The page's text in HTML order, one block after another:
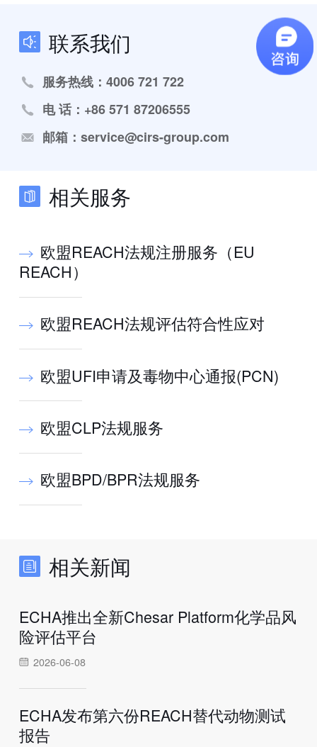
联系我们
服务热线：4006 721 722
电 话：+86 571 87206555
邮箱：service@cirs-group.com
相关服务
欧盟REACH法规注册服务（EU
REACH）
欧盟REACH法规评估符合性应对
欧盟UFI申请及毒物中心通报(PCN)
欧盟CLP法规服务
欧盟BPD/BPR法规服务
相关新闻
ECHA推出全新Chesar Platform化学品风
险评估平台
2026-06-08
ECHA发布第六份REACH替代动物测试
报告